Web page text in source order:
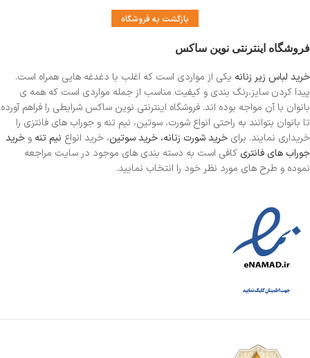
بازگشت به فروشگاه
فروشگاه اینترنتی نوین ساکس
خرید لباس زیر زنانه یکی از مواردی است که اغلب با دغدغه هایی همراه است.
پیدا کردن سایز،رنگ بندی و کیفیت مناسب از جمله مواردی است که همه ی
بانوان با آن مواجه بوده اند. فروشگاه اینترنتی نوین ساکس شرایطی را فراهم آورده
تا بانوان بتوانند به راحتی انواع شورت، سوتین، نیم تنه و جوراب های فانتزی را
خریداری نمایند. برای خرید شورت زنانه، خرید سوتین، خرید انواع نیم تنه و خرید
جوراب های فانتری کافی است به دسته بندی های موجود در سایت مراجعه
نموده و طرح های مورد نظر خود را انتخاب نمایید.